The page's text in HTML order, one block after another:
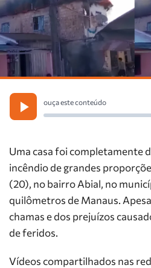
ouça este conteúdo
Uma casa foi completamente
incêndio de grandes
(20), no bairro Abial, no
quilômetros de Manaus.
chamas e dos prejuízos
de feridos.
Vídeos compartilhados nas